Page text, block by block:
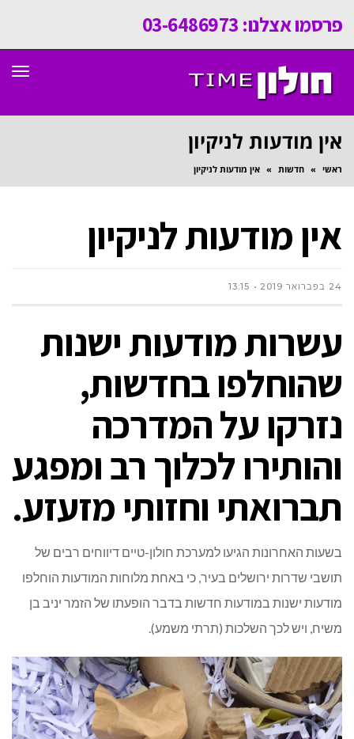
פרסמו אצלנו: 03-6486973
אין מודעות לניקיון
ראשי » חדשות » אין מודעות לניקיון
אין מודעות לניקיון
24 בפברואר 2019 13:15
עשרות מודעות ישנות
שהוחלפו בחדשות,
נזרקו על המדרכה
והותירו לכלוך רב ומפגע
תברואתי וחזותי מזעזע.
בשעות האחרונות הגיעו למערכת חולון-טיים דיווחים רבים של
תושבי שדרות ירושלים בעיר, כי באחת מלוחות המודעות הוחלפו
מודעות ישנות במודעות חדשות בדבר הופעתו של הזמר יניב בן
משיח, ויש לכך השלכות (תרתי משמע).